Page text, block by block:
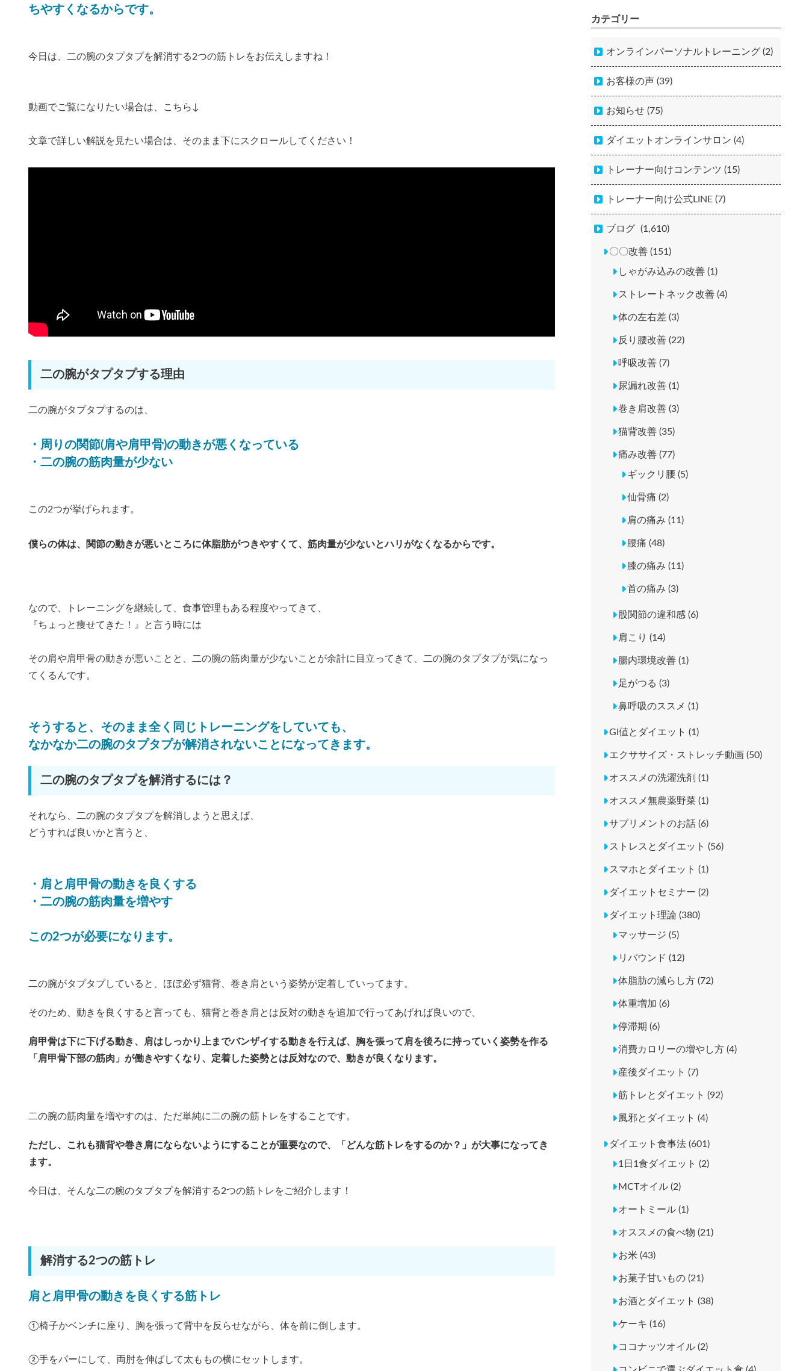
ちやすくなるからです。
今日は、二の腕のタプタプを解消する2つの筋トレをお伝えしますね！
動画でご覧になりたい場合は、こちら↓
文章で詳しい解説を見たい場合は、そのまま下にスクロールしてください！
二の腕がタプタプする理由
二の腕がタプタプするのは、
・周りの関節(肩や肩甲骨)の動きが悪くなっている
・二の腕の筋肉量が少ない
この2つが挙げられます。
僕らの体は、関節の動きが悪いところに体脂肪がつきやすくて、筋肉量が少ないとハリがなくなるからです。
なので、トレーニングを継続して、食事管理もある程度やってきて、
『ちょっと痩せてきた！』と言う時には
その肩や肩甲骨の動きが悪いことと、二の腕の筋肉量が少ないことが余計に目立ってきて、二の腕のタプタプが気になっ
てくるんです。
そうすると、そのまま全く同じトレーニングをしていても、
なかなか二の腕のタプタプが解消されないことになってきます。
二の腕のタプタプを解消するには？
それなら、二の腕のタプタプを解消しようと思えば、
どうすれば良いかと言うと、
・肩と肩甲骨の動きを良くする
・二の腕の筋肉量を増やす
この2つが必要になります。
二の腕がタプタプしていると、ほぼ必ず猫背、巻き肩という姿勢が定着していってます。
そのため、動きを良くすると言っても、猫背と巻き肩とは反対の動きを追加で行ってあげれば良いので
肩甲骨は下に下げる動き、肩はしっかり上までバンザイする動きを行えば、 胸を張って肩を後ろに持っていく姿勢を作る
「肩甲骨下部の筋肉」が働きやすくなり、定着した姿勢とは反対なので、動きが良くなります。
二の腕の筋肉量を増やすのは、ただ単純に二の腕の筋トレをすることです。
ただし、これも猫背や巻き肩にならないようにすることが重要なので、「どんな筋トレをするのか？」が大事になってき
ます。
今日は、そんな二の腕のタプタプを解消する2つの筋トレをご紹介します！
解消する2つの筋トレ
肩と肩甲骨の動きを良くする筋トレ
①椅子かベンチに座り、胸を張って背中を反らせながら、体を前に倒します。
②手をパーにして、両肘を伸ばして太ももの横にセットします。
カテゴリー
オンラインパーソナルトレーニング (2)
お客様の声 (39)
お知らせ (75)
ダイエットオンラインサロン (4)
トレーナー向けコンテンツ (15)
トレーナー向け公式LINE (7)
ブログ (1,610)
〇〇改善 (151)
しゃがみ込みの改善 (1)
ストレートネック改善 (4)
体の左右差 (3)
反り腰改善 (22)
呼吸改善 (7)
尿漏れ改善 (1)
巻き肩改善 (3)
猫背改善 (35)
痛み改善 (77)
ギックリ腰 (5)
仙骨痛 (2)
肩の痛み (11)
腰痛 (48)
膝の痛み (11)
首の痛み (3)
股関節の違和感 (6)
肩こり (14)
腸内環境改善 (1)
足がつる (3)
鼻呼吸のススメ (1)
GI値とダイエット (1)
エクササイズ・ストレッチ動画 (50)
オススメの洗濯洗剤 (1)
オススメ無農薬野菜 (1)
サプリメントのお話 (6)
ストレスとダイエット (56)
スマホとダイエット (1)
ダイエットセミナー (2)
ダイエット理論 (380)
マッサージ (5)
リバウンド (12)
体脂肪の減らし方 (72)
体重増加 (6)
停滞期 (6)
消費カロリーの増やし方 (4)
産後ダイエット (7)
筋トレとダイエット (92)
風邪とダイエット (4)
ダイエット食事法 (601)
1日1食ダイエット (2)
MCTオイル (2)
オートミール (1)
オススメの食べ物 (21)
お米 (43)
お菓子甘いもの (21)
お酒とダイエット (38)
ケーキ (16)
ココナッツオイル (2)